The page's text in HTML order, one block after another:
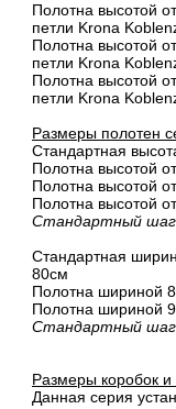
Полотна высотой
петли Krona
Полотна высотой
петли Krona
Полотна высотой
петли Krona
Размеры полотен
Стандартная
Полотна высотой
Полотна высотой
Полотна высотой
Стандартный
Стандартная
80см
Полотна шириной
Полотна шириной
Стандартный
Размеры коробок и
Данная серия